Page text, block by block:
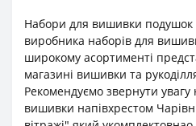
Набори для вишивки подушок
виробника наборів для
широкому асортименті
магазині вишивки та
Рекомендуємо звернути
вишивки напівхрестом